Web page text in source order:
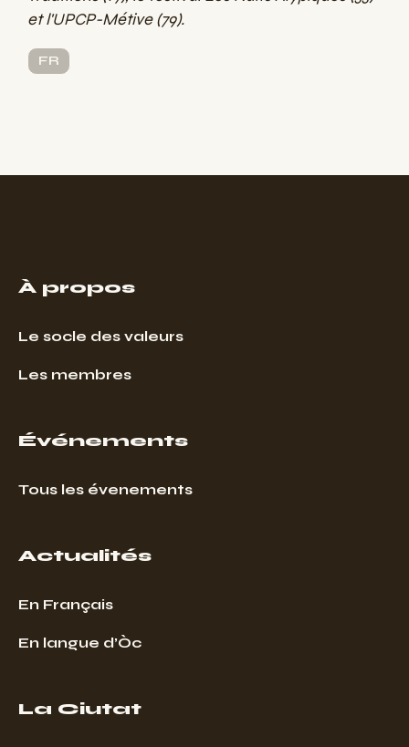
et l'UPCP-Métive (79).
FR
À propos
Le socle des valeurs
Les membres
Événements
Tous les évenements
Actualités
En Français
En langue d’Òc
La Ciutat